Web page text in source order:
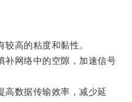
高的粘度和黏性。
网络中的空隙，加速信号
数据传输效率，减少延